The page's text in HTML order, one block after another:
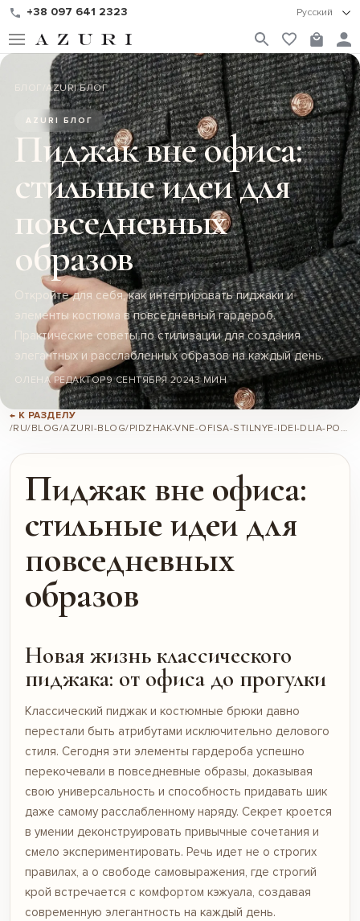
+38 097 641 2323 Русский
БЛОГ AZURI БЛОГ
AZURI БЛОГ
Пиджак вне офиса:
стильные идеи для
повседневных
образов
Откройте для себя, как интегрировать пиджаки и
элементы костюма в повседневный гардероб.
Практические советы по стилизации для создания
элегантных и расслабленных образов на каждый день.
ОЛЕНА РЕДАКТОР9 СЕНТЯБРЯ 20243 МИН
← К РАЗДЕЛУ
/RU/BLOG/AZURI-BLOG/PIDZHAK-VNE-OFISA-STILNYE-IDEI-DLIA-POVSEDNEVNYKH-OBRAZOV/
Пиджак вне офиса:
стильные идеи для
повседневных
образов
Новая жизнь классического
пиджака: от офиса до прогулки
Классический пиджак и костюмные брюки давно
перестали быть атрибутами исключительно делового
стиля. Сегодня эти элементы гардероба успешно
перекочевали в повседневные образы, доказывая
свою универсальность и способность придавать шик
даже самому расслабленному наряду. Секрет кроется
в умении деконструировать привычные сочетания и
смело экспериментировать. Речь идет не о строгих
правилах, а о свободе самовыражения, где строгий
крой встречается с комфортом кэжуала, создавая
современную элегантность на каждый день.